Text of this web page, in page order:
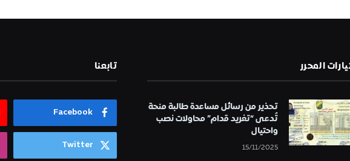
المحرر
تحذير من رسائل مساعدة طالبة منحة
تُدعى “تغريد قدام” محاولات نصب
واحتيال
15/11/2025
تابعنا
Facebook
Twitter